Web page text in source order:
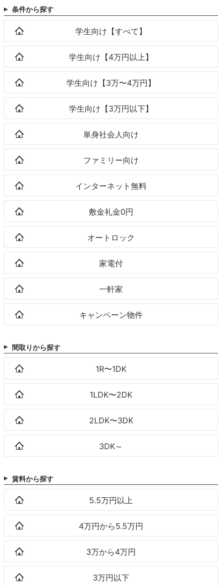
条件から探す
学生向け【すべて】
学生向け【4万円以上】
学生向け【3万〜4万円】
学生向け【3万円以下】
単身社会人向け
ファミリー向け
インターネット無料
敷金礼金0円
オートロック
家電付
一軒家
キャンペーン物件
間取りから探す
1R〜1DK
1LDK〜2DK
2LDK〜3DK
3DK～
賃料から探す
5.5万円以上
4万円から5.5万円
3万から4万円
3万円以下